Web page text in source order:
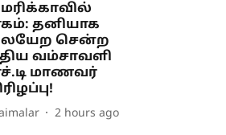
தனியாக
சென்ற
வம்சாவளி
மாணவர்
2 hours ago